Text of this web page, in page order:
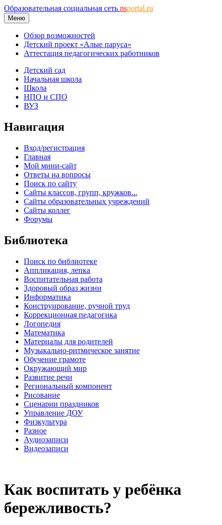
Образовательная социальная сеть nsportal.ru
Меню
Обзор возможностей
Детский проект «Алые паруса»
Аттестация педагогических работников
Детский сад
Начальная школа
Школа
НПО и СПО
ВУЗ
Навигация
Вход/регистрация
Главная
Мой мини-сайт
Ответы на вопросы
Поиск по сайту
Сайты классов, групп, кружков...
Сайты образовательных учреждений
Сайты коллег
Форумы
Библиотека
Поиск по библиотеке
Аппликация, лепка
Воспитательная работа
Здоровый образ жизни
Информатика
Конструирование, ручной труд
Коррекционная педагогика
Логопедия
Математика
Материалы для родителей
Музыкально-ритмическое занятие
Обучение грамоте
Окружающий мир
Развитие речи
Региональный компонент
Рисование
Сценарии праздников
Управление ДОУ
Физкультура
Разное
Аудиозаписи
Видеозаписи
Как воспитать у ребёнка
бережливость?